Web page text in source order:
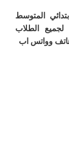
المتوسط
لجميع الطلاب
وواتس اب